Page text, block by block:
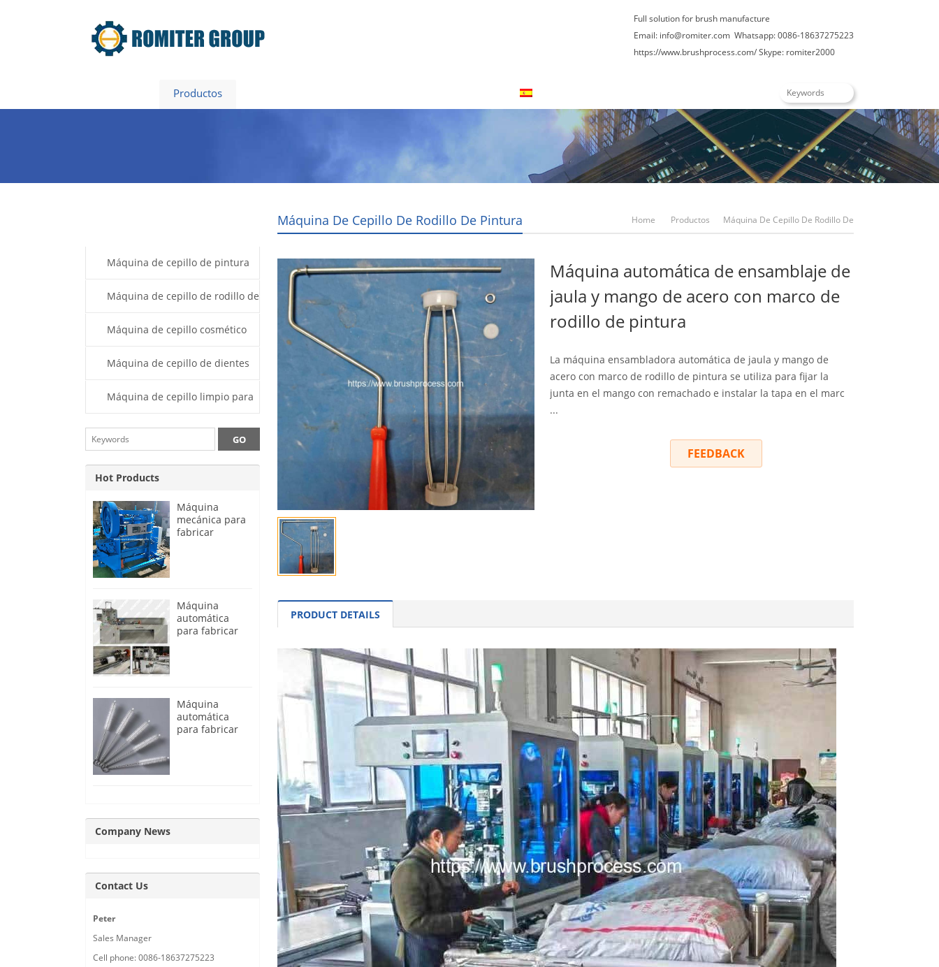
Full solution for brush manufacture
Email: info@romiter.com Whatsapp: 0086-18637275223
https://www.brushprocess.com/Skype: romiter2000
Productos
Máquina De Cepillo De Rodillo De Pintura Home Productos Máquina De Cepillo De Rodillo De
Acero Con Marco De Rodillo De Pintura
Máquina automática de ensamblaje de
jaula y mango de acero con marco de
rodillo de pintura
La máquina ensambladora automática de jaula y mango de
acero con marco de rodillo de pintura se utiliza para fijar la
junta en el mango con remachado e instalar la tapa en el marc
...
FEEDBACK
PRODUCT DETAILS
Máquina de cepillo de pintura
planaMáquina de cepillo de rodillo de
pinturaMáquina de cepillo cosmético
Máquina de cepillo de dientes
Máquina de cepillo limpio para
tubos
Hot Products
Máquina
mecánica para
fabricar
Máquina
automática
para fabricar
Máquina
automática
para fabricar
Company News
Contact Us
Peter
Sales Manager
Cell phone: 0086-18637275223